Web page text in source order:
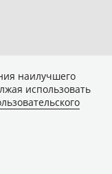
наилучшего
использовать